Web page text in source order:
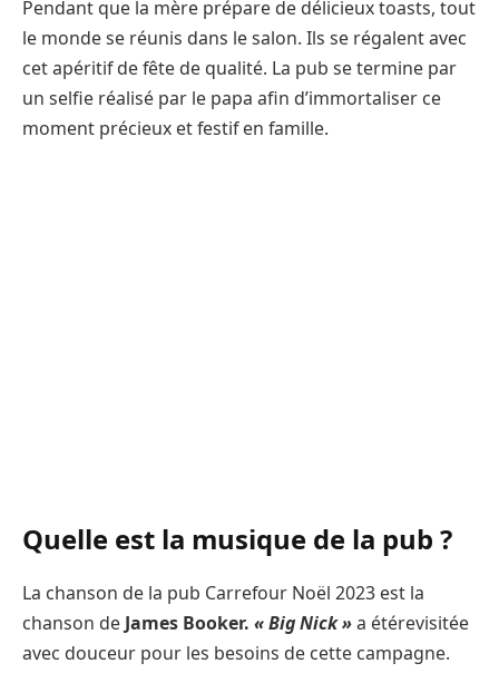
Pendant que la mère prépare de délicieux toasts, tout
le monde se réunis dans le salon. Ils se régalent avec
cet apéritif de fête de qualité. La pub se termine par
un selfie réalisé par le papa afin d’immortaliser ce
moment précieux et festif en famille.
Quelle est la musique de la pub ?
La chanson de la pub Carrefour Noël 2023 est la
chanson de James Booker. « Big Nick »a étérevisitée
avec douceur pour les besoins de cette campagne.